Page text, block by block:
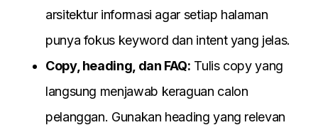
arsitektur informasi agar setiap halaman
punya fokus keyword dan intent yang jelas.
Copy, heading, dan FAQ: Tulis copy yang
langsung menjawab keraguan calon
pelanggan. Gunakan heading yang relevan